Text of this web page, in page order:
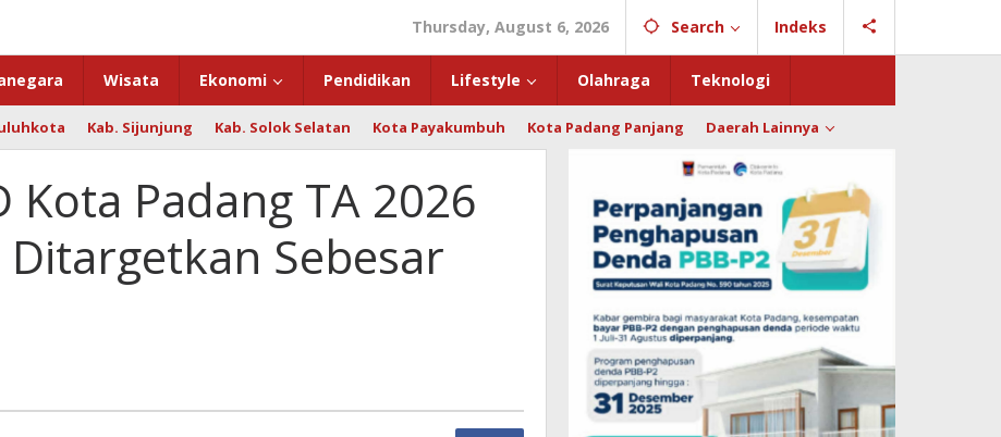
Thursday, August 6, 2026 Search Indeks
Wisata Ekonomi Pendidikan Lifestyle Olahraga Teknologi
Kab. Sijunjung Kab. Solok Selatan Kota Payakumbuh Kota Padang Panjang Daerah Lainnya
Kota Padang TA 2026
Ditargetkan Sebesar